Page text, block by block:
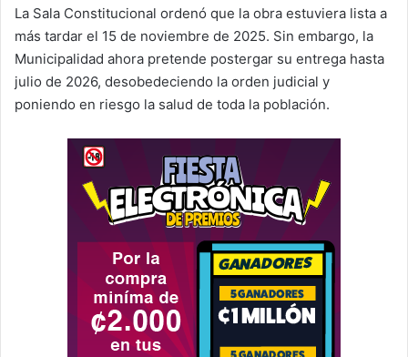
La Sala Constitucional ordenó que la obra estuviera lista a
más tardar el 15 de noviembre de 2025. Sin embargo, la
Municipalidad ahora pretende postergar su entrega hasta
julio de 2026, desobedeciendo la orden judicial y
poniendo en riesgo la salud de toda la población.